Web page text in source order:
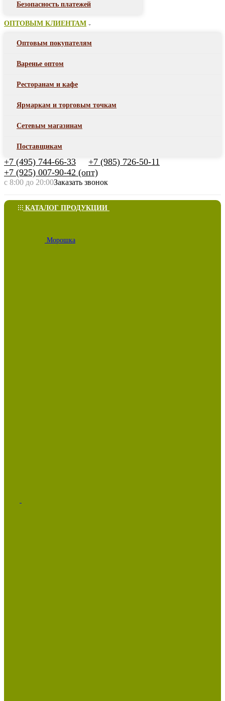
Безопасность платежей
ОПТОВЫМ КЛИЕНТАМ
Оптовым покупателям
Варенье оптом
Ресторанам и кафе
Ярмаркам и торговым точкам
Сетевым магазинам
Поставщикам
+7 (495) 744-66-33
+7 (985) 726-50-11
+7 (925) 007-90-42 (опт)
с 8:00 до 20:00Заказать звонок
КАТАЛОГ ПРОДУКЦИИ
Морошка